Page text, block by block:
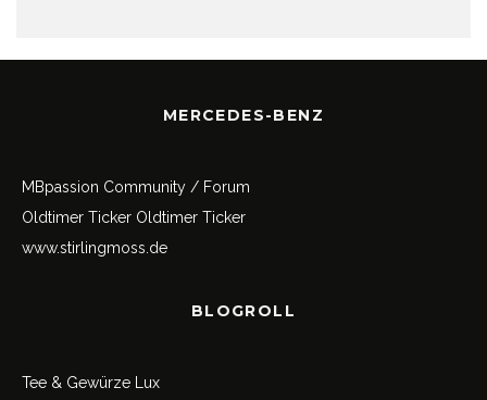
MERCEDES-BENZ
MBpassion Community / Forum
Oldtimer Ticker Oldtimer Ticker
www.stirlingmoss.de
BLOGROLL
Tee & Gewürze Lux